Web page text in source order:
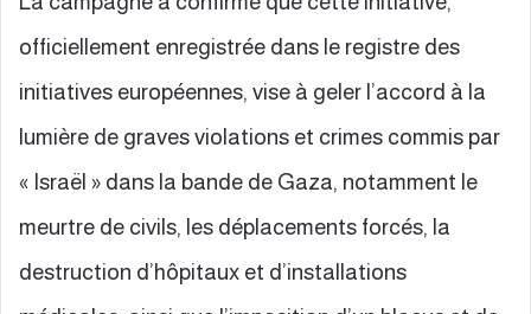
officiellement enregistrée dans le registre des
initiatives européennes, vise à geler l’accord à la
lumière de graves violations et crimes commis par
« Israël » dans la bande de Gaza, notamment le
meurtre de civils, les déplacements forcés, la
destruction d’hôpitaux et d’installations